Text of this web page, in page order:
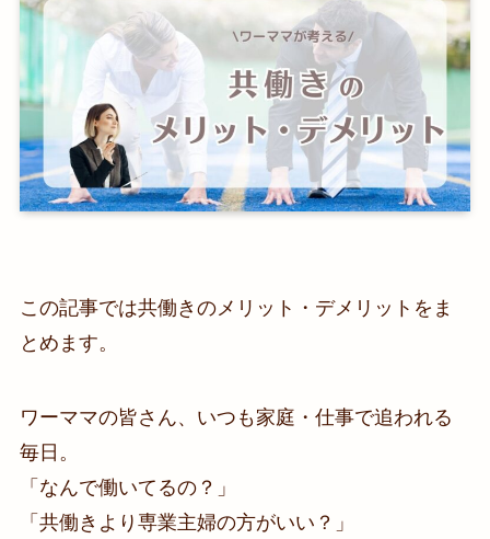
この記事では共働きのメリット・デメリットをま
とめます。
ワーママの皆さん、いつも家庭・仕事で追われる
毎日。
「なんで働いてるの？」
「共働きより専業主婦の方がいい？」